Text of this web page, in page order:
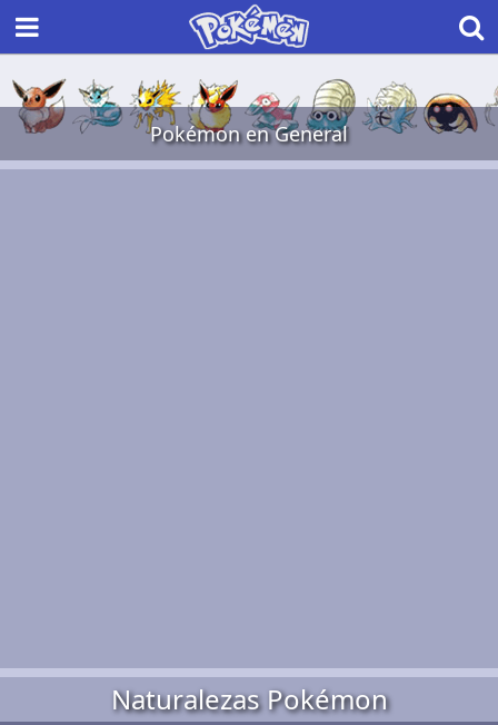
Pokémon en General
Naturalezas Pokémon